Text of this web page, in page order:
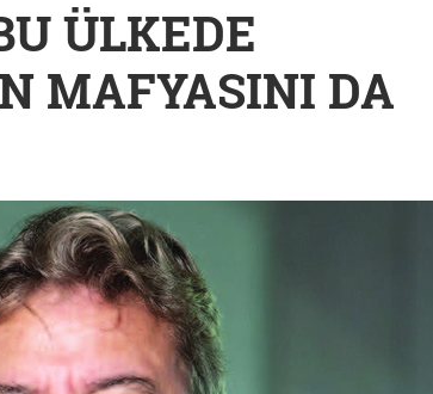
ÜLKEDE
MAFYASINI DA